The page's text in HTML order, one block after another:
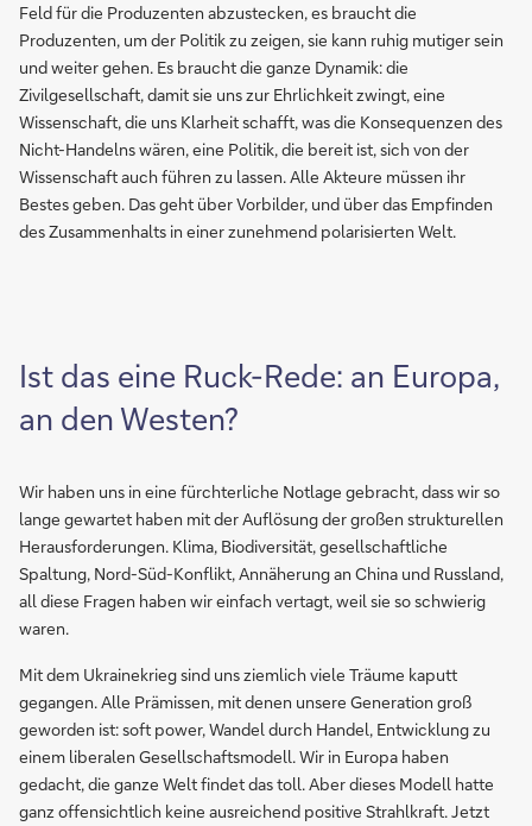
Feld für die Produzenten abzustecken, es braucht die
Produzenten, um der Politik zu zeigen, sie kann ruhig mutiger sein
und weiter gehen. Es braucht die ganze Dynamik: die
Zivilgesellschaft, damit sie uns zur Ehrlichkeit zwingt, eine
Wissenschaft, die uns Klarheit schafft, was die Konsequenzen des
Nicht-Handelns wären, eine Politik, die bereit ist, sich von der
Wissenschaft auch führen zu lassen. Alle Akteure müssen ihr
Bestes geben. Das geht über Vorbilder, und über das Empfinden
des Zusammenhalts in einer zunehmend polarisierten Welt.
Ist das eine Ruck-Rede: an Europa,
an den Westen?
Wir haben uns in eine fürchterliche Notlage gebracht, dass wir so
lange gewartet haben mit der Auflösung der großen strukturellen
Herausforderungen. Klima, Biodiversität, gesellschaftliche
Spaltung, Nord-Süd-Konflikt, Annäherung an China und Russland,
all diese Fragen haben wir einfach vertagt, weil sie so schwierig
waren.
Mit dem Ukrainekrieg sind uns ziemlich viele Träume kaputt
gegangen. Alle Prämissen, mit denen unsere Generation groß
geworden ist: soft power, Wandel durch Handel, Entwicklung zu
einem liberalen Gesellschaftsmodell. Wir in Europa haben
gedacht, die ganze Welt findet das toll. Aber dieses Modell hatte
ganz offensichtlich keine ausreichend positive Strahlkraft. Jetzt